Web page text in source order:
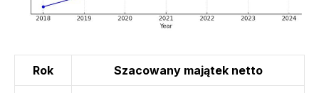
Rok Szacowany majątek netto